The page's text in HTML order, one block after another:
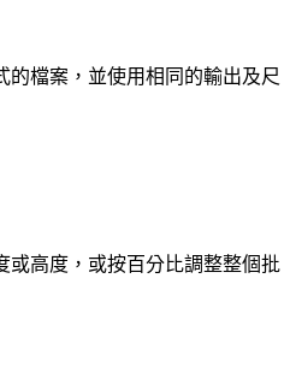
的檔案，並使用相同的輸出及尺
或高度，或按百分比調整整個批